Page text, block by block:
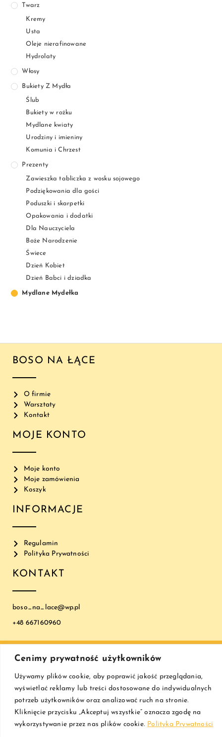
Cenimy prywatność użytkowników
Używamy plików cookie, aby poprawić jakość przeglądania,
wyświetlać reklamy lub treści dostosowane do indywidualnych
potrzeb użytkowników oraz analizować ruch na stronie.
Kliknięcie przycisku „Akceptuj wszystkie” oznacza zgodę na
wykorzystywanie przez nas plików cookie. Polityka Prywatności
Twarz
Kremy
Usta
Oleje nierafinowane
Hydrolaty
Włosy
Bukiety Z Mydła
Ślub
Bukiety w rożku
Mydlane kwiaty
Urodziny i imieniny
Komunia i Chrzest
Prezenty
Zawieszka tabliczka z wosku sojowego
Podziękowania dla gości
Poduszki i skarpetki
Opakowania i dodatki
Dla Nauczyciela
Boże Narodzenie
Świece
Dzień Kobiet
Dzień Babci i dziadka
Mydlane Mydełka
BOSO NA ŁĄCE
O firmie
Warsztaty
Kontakt
MOJE KONTO
Moje konto
Moje zamówienia
Koszyk
INFORMACJE
Regulamin
Polityka Prywatności
KONTAKT
boso_na_lace@wp.pl
+48 667160960